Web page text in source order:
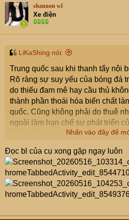
i
o
n
s
shannon wl
Xe điện
LiKaShing nói:
Trung quốc sau khi thanh tẩy nội
Rõ ràng sự suy yếu của bóng đá
do thiếu đam mê hay cầu thủ
thành phần thoái hóa biến chất
quốc. Cũng không phải do thuê
ngoài làm hạn chế sự phát triển
Việc bắt giữ và xét xử hàng loạt
để ưu ái một số cầu thủ đã làm tái
nước này.
Hiện nay với cách làm bài bản thì
quốc sẽ có thể lọt top 5 châu Á
nằm trong tầm tay
sở dĩ bóng đá trung quốc yếu là
Nhấn vào đây để
Đọc bl của cụ xong gặp ngay luôn